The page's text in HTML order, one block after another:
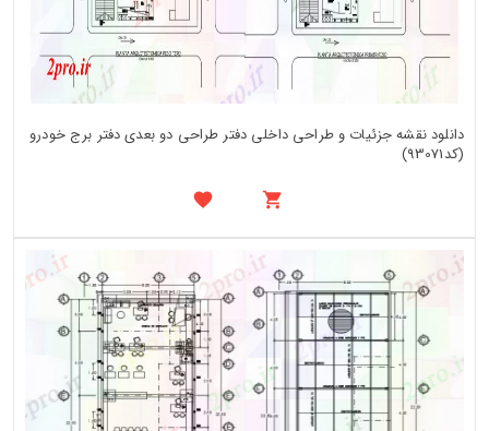
دانلود نقشه جزئیات و طراحی داخلی دفتر طراحی دو بعدی دفتر برج خودرو
(کد93071)